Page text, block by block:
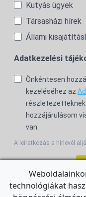
Kutyás ügyek
Társasházi hírek
Állami
Adatkezelési
Önkéntesen
kezeléséhez az
hozzájárulásom
van.
A leiratkozás a hírlevél
For the English
technológiákat